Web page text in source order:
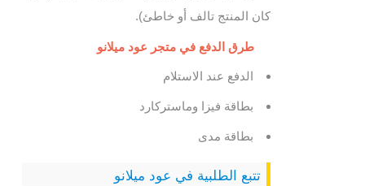
كان المنتج تالف أو خاطئ).
طرق الدفع في متجر عود ميلانو
الدفع عند الاستلام
بطاقة فيزا وماستركارد
بطاقة مدى
تتبع الطلبية في عود ميلانو